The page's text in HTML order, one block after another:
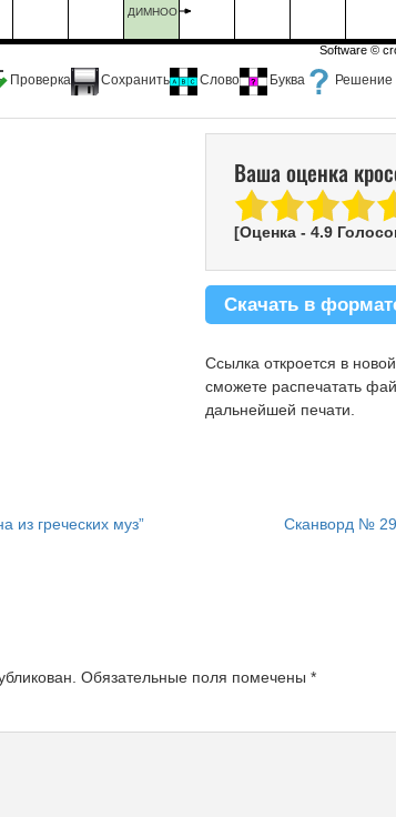
Проверка Сохранить Слово Буква Решение
ДИМНОО
Software ©
Ваша оценка
[Оценка - 4.9
Скачать в
Ссылка откроется в
сможете распечатать
дальнейшей печати.
из греческих муз”
Сканворд №
Обязательные поля помечены*